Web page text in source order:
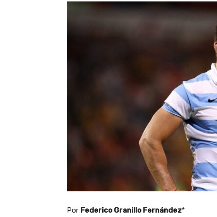
Por Federico Granillo Fernández*